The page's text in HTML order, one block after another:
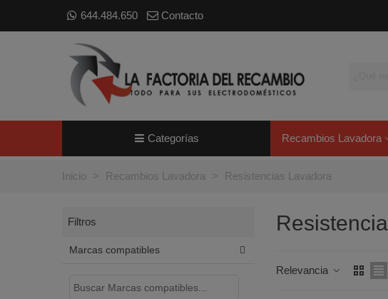
644.484.650 Contacto
Categorías Recambios Lavadora
Inicio > Recambios Lavadora > Resistencias Lavadora
Filtros
Marcas compatibles
Relevancia